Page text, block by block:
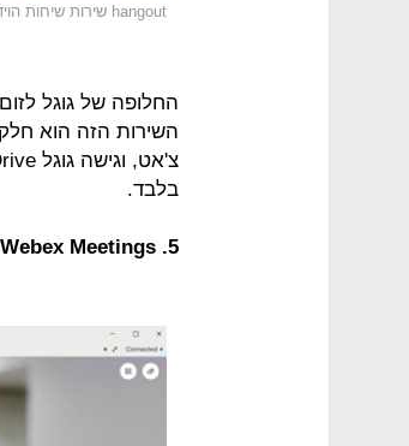
hangout שירות שיחות הוידאו של גוגל
בלבד.
5. Cisco Webex Meetings